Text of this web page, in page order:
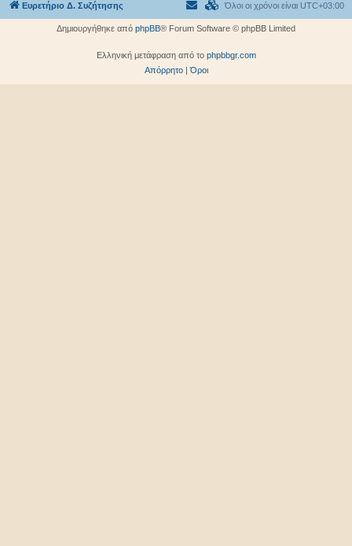
Ευρετήριο Δ. Συζήτησης Όλοι οι χρόνοι είναι UTC+03:00
Δημιουργήθηκε από phpBB® Forum Software © phpBB Limited
Ελληνική μετάφραση από το phpbbgr.com
Απόρρητο|Όροι